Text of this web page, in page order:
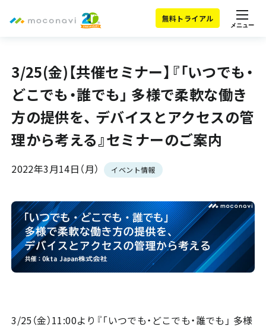
無料トライアル
メニュー
3/25(金)【共催セミナー】『「いつでも・
どこでも・誰でも」 多様で柔軟な働き
方の提供を、 デバイスとアクセスの管
理から考える』セミナーのご案内
2022年3月14日（月） イベント情報
3/25（金）11:00より『「いつでも・どこでも・誰でも」 多様